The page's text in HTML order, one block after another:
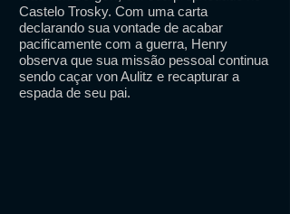
Castelo Trosky. Com uma carta
declarando sua vontade de acabar
pacificamente com a guerra, Henry
observa que sua missão pessoal continua
sendo caçar von Aulitz e recapturar a
espada de seu pai.